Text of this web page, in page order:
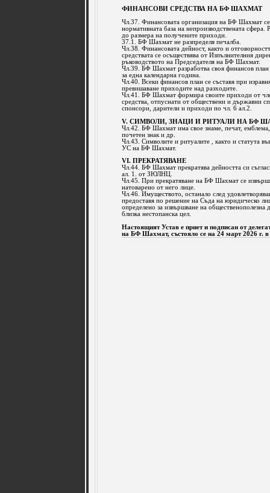
ФИНАНСОВИ СРЕДСТВА НА БФ ШАХМАТ
Чл.37. Финансовата организация на БФ Шахмат се
нормативната база на непроизводствената сфера.
до размера на получените приходи.
37.1. БФ Шахмат не разпределя печалба.
Чл.38. Финансовата дейност, както и
средствата се осъществява от Изпълнителния
ръководството на Председателя на БФ Шахмат.
Чл.39. БФ Шахмат разработва своя финансов план
за една календарна година.
Чл.40. Всеки финансов план се съставя при
превишаване приходите над разходите.
Чл.41. БФ Шахмат формира своите приходи от
средства, отпуснати от обществени и държавни
спонсори, дарители и приходи по чл. 6 ал.2.
V. СИМВОЛИ, ЗНАЦИ И РИТУАЛИ НА БФ
Чл.42. БФ Шахмат има свое знаме, печат, емблема,
почетен знак и др.
Чл.43. Символите и ритуалите , както и статута
УС на БФ Шахмат.
VІ. ПРЕКРАТЯВАНЕ
Чл.44. БФ Шахмат прекратява дейността си
ал. 1. от ЗЮЛНЦ.
Чл.45. При прекратяване на БФ Шахмат се
натоварено от него лице.
Чл.46. Имуществото, останало след
предоставя по решение на Съда на юридическо
определено за извършване на общественополезна
близка нестопанска цел.
Настоящият Устав е приет и подписан от
на БФ Шахмат, състояло се на 24 март 2026 г.